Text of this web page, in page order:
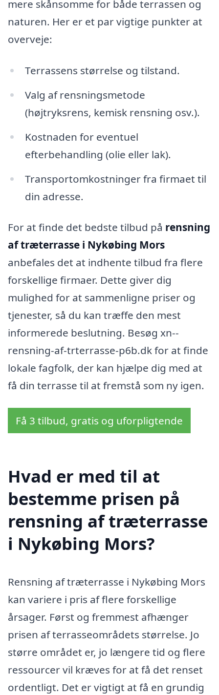
mere skånsomme for både terrassen og
naturen. Her er et par vigtige punkter at
overveje:
Terrassens størrelse og tilstand.
Valg af rensningsmetode
(højtryksrens, kemisk rensning osv.).
Kostnaden for eventuel
efterbehandling (olie eller lak).
Transportomkostninger fra firmaet til
din adresse.
For at finde det bedste tilbud på rensning
af træterrasse i Nykøbing Mors
anbefales det at indhente tilbud fra flere
forskellige firmaer. Dette giver dig
mulighed for at sammenligne priser og
tjenester, så du kan træffe den mest
informerede beslutning. Besøg xn--
rensning-af-trterrasse-p6b.dk for at finde
lokale fagfolk, der kan hjælpe dig med at
få din terrasse til at fremstå som ny igen.
Få 3 tilbud, gratis og uforpligtende
Hvad er med til at
bestemme prisen på
rensning af træterrasse
i Nykøbing Mors?
Rensning af træterrasse i Nykøbing Mors
kan variere i pris af flere forskellige
årsager. Først og fremmest afhænger
prisen af terrasseområdets størrelse. Jo
større området er, jo længere tid og flere
ressourcer vil kræves for at få det renset
ordentligt. Det er vigtigt at få en grundig